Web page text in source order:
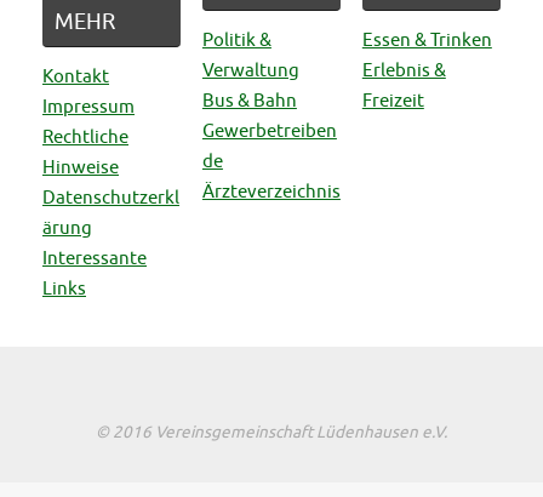
MEHR
Kontakt
Impressum
Rechtliche
Hinweise
Datenschutzerkl
ärung
Interessante
Links
Politik &
Verwaltung
Bus & Bahn
Gewerbetreiben
de
Ärzteverzeichnis
Essen & Trinken
Erlebnis &
Freizeit
© 2016 Vereinsgemeinschaft Lüdenhausen e.V.